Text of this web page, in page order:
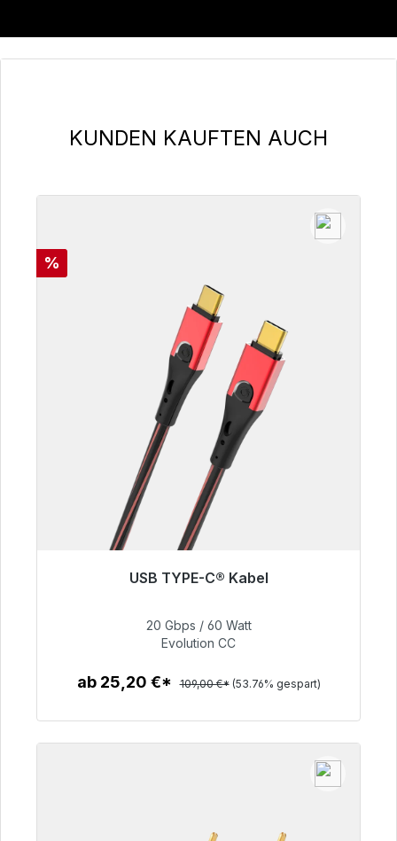
Produktgalerie überspringen
KUNDEN KAUFTEN AUCH
Rabatt
%
USB TYPE-C® Kabel
50,40 €
20 Gbps / 60 Watt
Evolution CC
ab 25,20 €* 109,00 €* (53.76% gespart)